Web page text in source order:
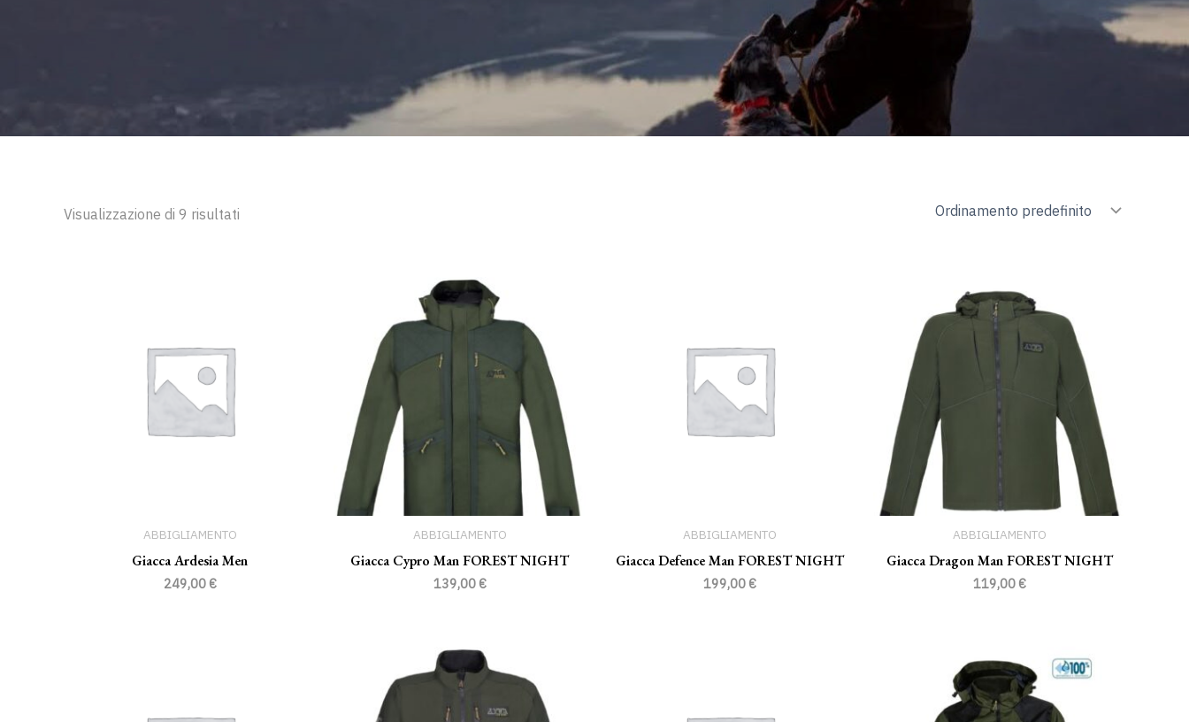
Visualizzazione di 9 risultati
ABBIGLIAMENTO
Giacca Ardesia Men
249,00 €
ABBIGLIAMENTO
Giacca Cypro Man FOREST NIGHT
139,00 €
ABBIGLIAMENTO
Giacca Defence Man FOREST NIGHT
199,00 €
ABBIGLIAMENTO
Giacca Dragon Man FOREST NIGHT
119,00 €